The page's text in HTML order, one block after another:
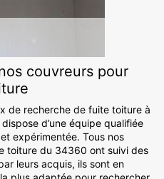
couvreurs pour
de recherche de fuite toiture à
d’une équipe qualifiée
expérimentée. Tous nos
toiture du 34360 ont suivi des
leurs acquis, ils sont en